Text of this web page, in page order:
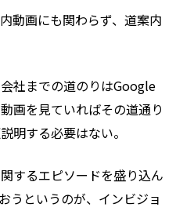
動画にも関わらず、道案内
社までの道のりはGoogle
画を見ていればその道通り
明する必要はない。
するエピソードを盛り込ん
うというのが、インビジョ